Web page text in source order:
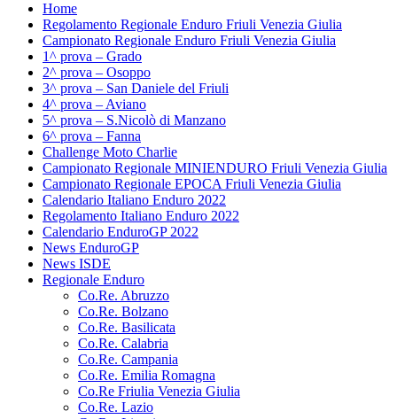
Home
Regolamento Regionale Enduro Friuli Venezia Giulia
Campionato Regionale Enduro Friuli Venezia Giulia
1^ prova – Grado
2^ prova – Osoppo
3^ prova – San Daniele del Friuli
4^ prova – Aviano
5^ prova – S.Nicolò di Manzano
6^ prova – Fanna
Challenge Moto Charlie
Campionato Regionale MINIENDURO Friuli Venezia Giulia
Campionato Regionale EPOCA Friuli Venezia Giulia
Calendario Italiano Enduro 2022
Regolamento Italiano Enduro 2022
Calendario EnduroGP 2022
News EnduroGP
News ISDE
Regionale Enduro
Co.Re. Abruzzo
Co.Re. Bolzano
Co.Re. Basilicata
Co.Re. Calabria
Co.Re. Campania
Co.Re. Emilia Romagna
Co.Re Friulia Venezia Giulia
Co.Re. Lazio